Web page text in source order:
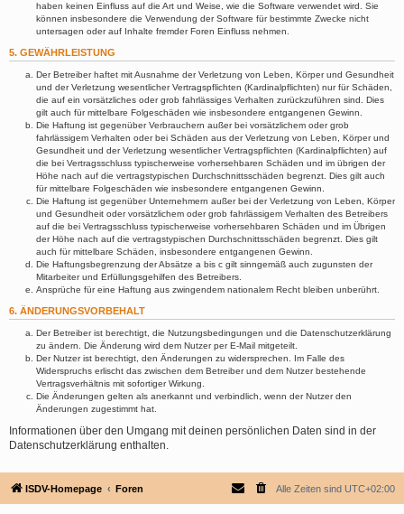
haben keinen Einfluss auf die Art und Weise, wie die Software verwendet wird. Sie
können insbesondere die Verwendung der Software für bestimmte Zwecke nicht
untersagen oder auf Inhalte fremder Foren Einfluss nehmen.
5. GEWÄHRLEISTUNG
Der Betreiber haftet mit Ausnahme der Verletzung von Leben, Körper und Gesundheit
und der Verletzung wesentlicher Vertragspflichten (Kardinalpflichten) nur für Schäden,
die auf ein vorsätzliches oder grob fahrlässiges Verhalten zurückzuführen sind. Dies
gilt auch für mittelbare Folgeschäden wie insbesondere entgangenen Gewinn.
Die Haftung ist gegenüber Verbrauchern außer bei vorsätzlichem oder grob
fahrlässigem Verhalten oder bei Schäden aus der Verletzung von Leben, Körper und
Gesundheit und der Verletzung wesentlicher Vertragspflichten (Kardinalpflichten) auf
die bei Vertragsschluss typischerweise vorhersehbaren Schäden und im übrigen der
Höhe nach auf die vertragstypischen Durchschnittsschäden begrenzt. Dies gilt auch
für mittelbare Folgeschäden wie insbesondere entgangenen Gewinn.
Die Haftung ist gegenüber Unternehmern außer bei der Verletzung von Leben, Körper
und Gesundheit oder vorsätzlichem oder grob fahrlässigem Verhalten des Betreibers
auf die bei Vertragsschluss typischerweise vorhersehbaren Schäden und im Übrigen
der Höhe nach auf die vertragstypischen Durchschnittsschäden begrenzt. Dies gilt
auch für mittelbare Schäden, insbesondere entgangenen Gewinn.
Die Haftungsbegrenzung der Absätze a bis c gilt sinngemäß auch zugunsten der
Mitarbeiter und Erfüllungsgehilfen des Betreibers.
Ansprüche für eine Haftung aus zwingendem nationalem Recht bleiben unberührt.
6. ÄNDERUNGSVORBEHALT
Der Betreiber ist berechtigt, die Nutzungsbedingungen und die Datenschutzerklärung
zu ändern. Die Änderung wird dem Nutzer per E-Mail mitgeteilt.
Der Nutzer ist berechtigt, den Änderungen zu widersprechen. Im Falle des
Widerspruchs erlischt das zwischen dem Betreiber und dem Nutzer bestehende
Vertragsverhältnis mit sofortiger Wirkung.
Die Änderungen gelten als anerkannt und verbindlich, wenn der Nutzer den
Änderungen zugestimmt hat.
Informationen über den Umgang mit deinen persönlichen Daten sind in der
Datenschutzerklärung enthalten.
ISDV-Homepage Foren Alle Zeiten sind UTC+02:00